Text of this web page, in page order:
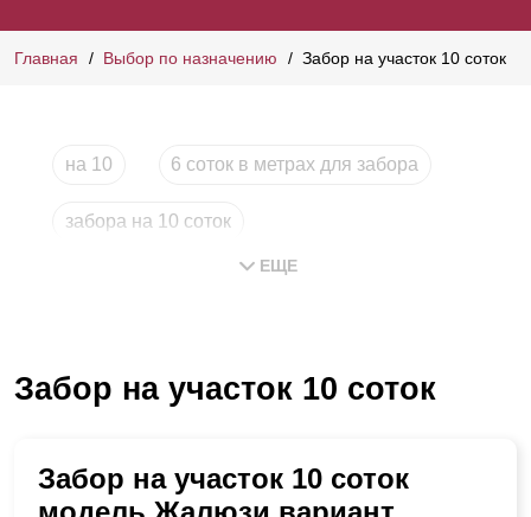
Главная Выбор по назначению Забор на участок 10 соток
на 10 6 соток в метрах для забора
забора на 10 соток
сколько стоит забор на 10 соток
сколько стоит забор на 6 соток
ЕЩЕ
Забор на участок 10 соток
Забор на участок 10 соток